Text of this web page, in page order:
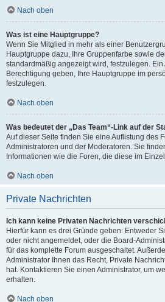
Nach oben
Was ist eine Hauptgruppe?
Wenn Sie Mitglied in mehr als einer
Hauptgruppe dazu, Ihre Gruppenfarbe sowie
standardmäßig angezeigt wird, festzulegen.
Berechtigung geben, Ihre Hauptgruppe im
festzulegen.
Nach oben
Was bedeutet der „Das Team“-Link auf der
Auf dieser Seite finden Sie eine Auflistung des
Administratoren und der Moderatoren. Sie
Informationen wie die Foren, die diese im
Nach oben
Private Nachrichten
Ich kann keine Privaten Nachrichten
Hierfür kann es drei Gründe geben: Entweder
oder nicht angemeldet, oder die Board-
für das komplette Forum ausgeschaltet.
Administrator Ihnen das Recht, Private
hat. Kontaktieren Sie einen Administrator, um
erhalten.
Nach oben